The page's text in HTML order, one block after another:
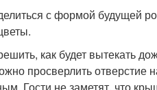
с формой будущей
как будет вытекать
просверлить отверстие